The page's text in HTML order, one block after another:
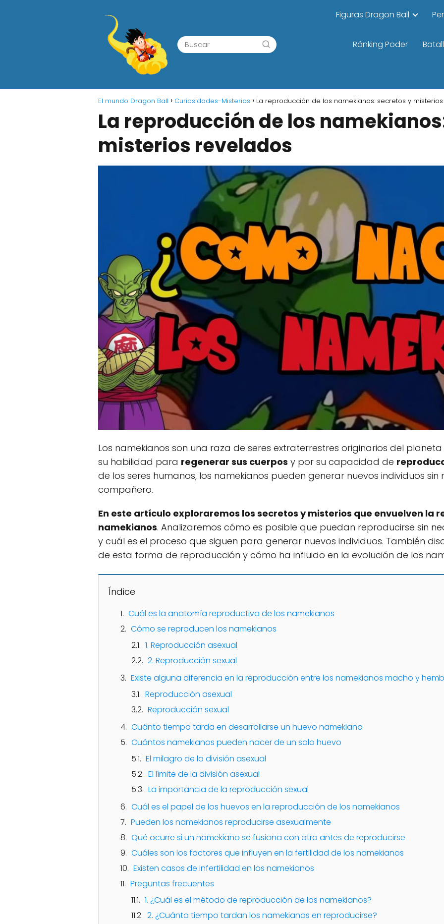
Figuras Dragon Ball
Ránking Poder
El mundo Dragon Ball Curiosidades-Misterios La reproducción de los namekianos: secretos y
La reproducción de los
misterios revelados
Los namekianos son una raza de seres extraterrestres originarios del
su habilidad para regenerar sus cuerpos y por su capacidad de
de los seres humanos, los namekianos pueden generar nuevos individuos
compañero.
En este artículo exploraremos los secretos y misterios que envuelven la
namekianos. Analizaremos cómo es posible que puedan reproducirse sin
y cuál es el proceso que siguen para generar nuevos individuos. También
de esta forma de reproducción y cómo ha influido en la evolución de los
Índice
Cuál es la anatomía reproductiva de los namekianos
Cómo se reproducen los namekianos
1. Reproducción asexual
2. Reproducción sexual
Existe alguna diferencia en la reproducción entre los namekianos macho y
Reproducción asexual
Reproducción sexual
Cuánto tiempo tarda en desarrollarse un huevo namekiano
Cuántos namekianos pueden nacer de un solo huevo
El milagro de la división asexual
El límite de la división asexual
La importancia de la reproducción sexual
Cuál es el papel de los huevos en la reproducción de los namekianos
Pueden los namekianos reproducirse asexualmente
Qué ocurre si un namekiano se fusiona con otro antes de reproducirse
Cuáles son los factores que influyen en la fertilidad de los namekianos
Existen casos de infertilidad en los namekianos
Preguntas frecuentes
1. ¿Cuál es el método de reproducción de los namekianos?
2. ¿Cuánto tiempo tardan los namekianos en reproducirse?